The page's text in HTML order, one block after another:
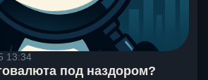
13:34
под наздором?